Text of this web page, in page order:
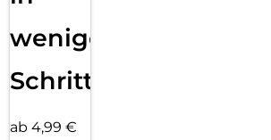
wenigen
Schritten
ab 4,99 €